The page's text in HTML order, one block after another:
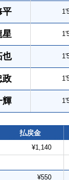
払戻金
¥1,140
¥550